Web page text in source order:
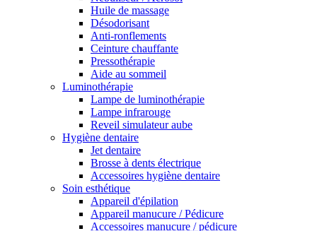
Huile de massage
Désodorisant
Anti-ronflements
Ceinture chauffante
Pressothérapie
Aide au sommeil
Luminothérapie
Lampe de luminothérapie
Lampe infrarouge
Reveil simulateur aube
Hygiène dentaire
Jet dentaire
Brosse à dents électrique
Accessoires hygiène dentaire
Soin esthétique
Appareil d'épilation
Appareil manucure / Pédicure
Accessoires manucure / pédicure